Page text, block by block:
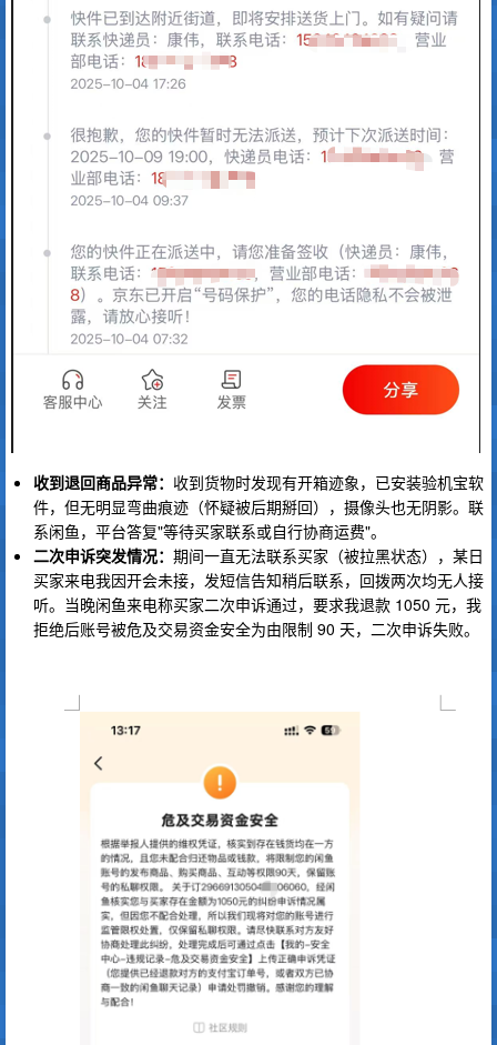
收到退回商品异常： 收到货物时发现有开箱迹象，已安装验机宝软
件，但无明显弯曲痕迹（怀疑被后期掰回），摄像头也无阴影。联
系闲鱼，平台答复"等待买家联系或自行协商运费"。
二次申诉突发情况： 期间一直无法联系买家（被拉黑状态），某日
买家来电我因开会未接，发短信告知稍后联系，回拨两次均无人接
听。当晚闲鱼来电称买家二次申诉通过，要求我退款 1050 元，我
拒绝后账号被危及交易资金安全为由限制 90 天，二次申诉失败。